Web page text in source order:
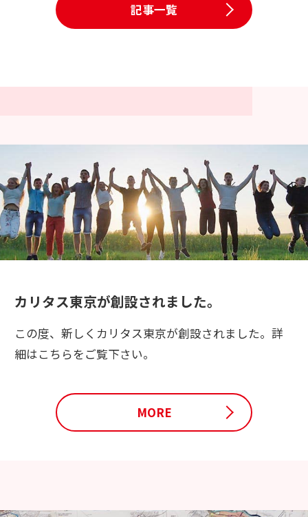
記事一覧
カリタス東京が創設されました。
この度、新しくカリタス東京が創設されました。詳
細はこちらをご覧下さい。
MORE